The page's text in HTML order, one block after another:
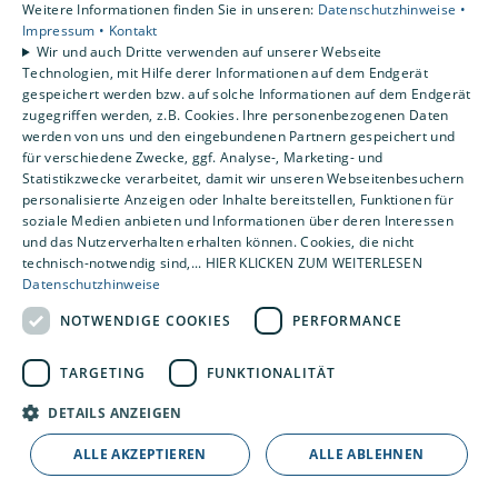
Gewerbekunden
Karriere
Unternehmen
Kontakt
Weitere Informationen finden Sie in unseren: Datenschutzhinweise •
Impressum • Kontakt
Wir und auch Dritte verwenden auf unserer Webseite
Technologien, mit Hilfe derer Informationen auf dem Endgerät
gespeichert werden bzw. auf solche Informationen auf dem Endgerät
zugegriffen werden, z.B. Cookies. Ihre personenbezogenen Daten
werden von uns und den eingebundenen Partnern gespeichert und
für verschiedene Zwecke, ggf. Analyse-, Marketing- und
Statistikzwecke verarbeitet, damit wir unseren Webseitenbesuchern
personalisierte Anzeigen oder Inhalte bereitstellen, Funktionen für
soziale Medien anbieten und Informationen über deren Interessen
und das Nutzerverhalten erhalten können. Cookies, die nicht
technisch-notwendig sind,... HIER KLICKEN ZUM WEITERLESEN
Datenschutzhinweise
NOTWENDIGE COOKIES
PERFORMANCE
TARGETING FUNKTIONALITÄT
DETAILS ANZEIGEN
ALLE AKZEPTIEREN ALLE ABLEHNEN